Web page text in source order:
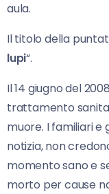
aula.
Il titolo della
lupi“.
Il 14 giugno del 2008
trattamento
muore. I familiari e
notizia, non
momento sano e
morto per cause